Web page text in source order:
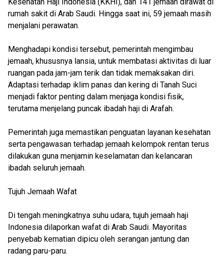
rumah sakit di Arab Saudi. Hingga saat ini, 59 jemaah masih
menjalani perawatan.
Menghadapi kondisi tersebut, pemerintah mengimbau
jemaah, khususnya lansia, untuk membatasi aktivitas di luar
ruangan pada jam-jam terik dan tidak memaksakan diri.
Adaptasi terhadap iklim panas dan kering di Tanah Suci
menjadi faktor penting dalam menjaga kondisi fisik,
terutama menjelang puncak ibadah haji di Arafah.
Pemerintah juga memastikan penguatan layanan kesehatan
serta pengawasan terhadap jemaah kelompok rentan terus
dilakukan guna menjamin keselamatan dan kelancaran
ibadah seluruh jemaah.
Tujuh Jemaah Wafat
Di tengah meningkatnya suhu udara, tujuh jemaah haji
Indonesia dilaporkan wafat di Arab Saudi. Mayoritas
penyebab kematian dipicu oleh serangan jantung dan
radang paru-paru.